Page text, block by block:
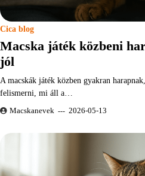
Cica blog
Macska játék közbeni
jól
A macskák játék közben gyakran
felismerni, mi áll a…
Macskanevek 2026-05-13